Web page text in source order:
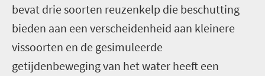
bevat drie soorten reuzenkelp die beschutting
bieden aan een verscheidenheid aan kleinere
vissoorten en de gesimuleerde
getijdenbeweging van het water heeft een